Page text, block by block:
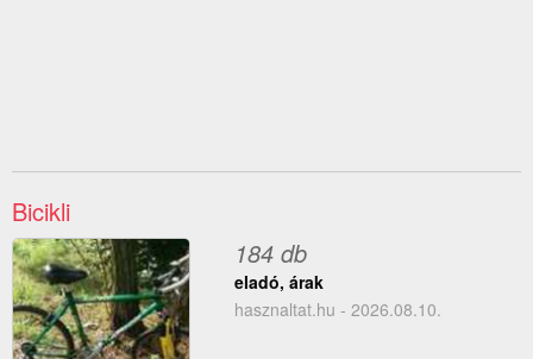
Bicikli
184 db
eladó, árak
hasznaltat.hu - 2026.08.10.